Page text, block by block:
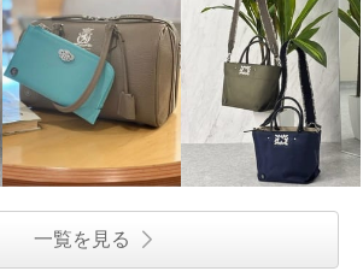
一覧を見る